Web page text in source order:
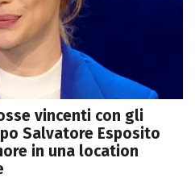
vincenti con gli
Salvatore Esposito
in una location